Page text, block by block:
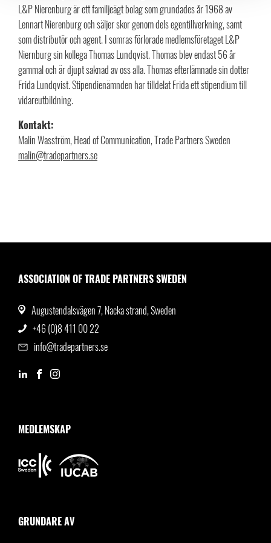
L&P Nierenburg är ett familjeägt bolag som grundades år 1968 av
Lennart Nierenburg och säljer skor genom dels egentillverkning, samt
som distributör och agent. I somras förlorade medlemsföretaget L&P
Niernburg sin kollega Thomas Lundqvist. Thomas blev endast 56 år
gammal och är djupt saknad av oss alla. Thomas efterlämnade sin dotter
Frida Lundqvist. Stipendienämnden har tilldelat Frida ett stipendium till
vidareutbildning.
Kontakt:
Malin Wasström, Head of Communication, Trade Partners Sweden
malin@tradepartners.se
ASSOCIATION OF TRADE PARTNERS SWEDEN
Augustendalsvägen 7, Nacka strand, Sweden
+46 (0)8 411 00 22
info@tradepartners.se
MEDLEMSKAP
GRUNDARE AV